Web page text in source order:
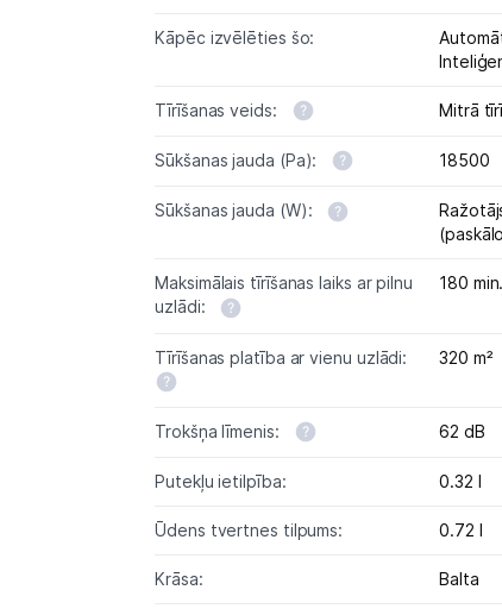
Kāpēc izvēlēties šo:
Tīrīšanas veids: Mitrā
Sūkšanas jauda (Pa): 18500
Sūkšanas jauda (W):
Maksimālais tīrīšanas laiks ar pilnu
uzlādi:
180 min.
Tīrīšanas platība ar vienu uzlādi: 320 m²
Trokšņa līmenis: 62 dB
Putekļu ietilpība: 0.32 l
Ūdens tvertnes tilpums: 0.72 l
Krāsa: Balta